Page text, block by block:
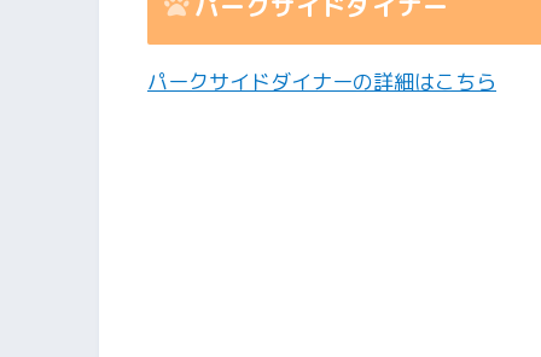
パークサイドダイナーの詳細はこちら